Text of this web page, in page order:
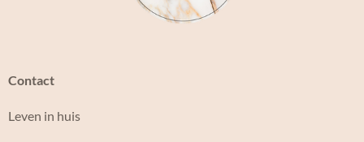
Contact
Leven in huis